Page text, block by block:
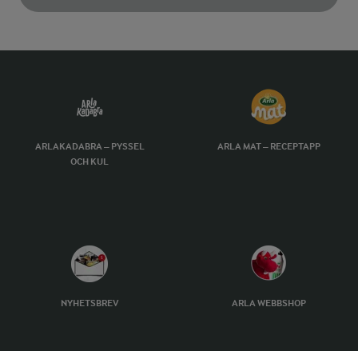
ARLAKADABRA – PYSSEL
OCH KUL
ARLA MAT – RECEPTAPP
NYHETSBREV ARLA WEBBSHOP